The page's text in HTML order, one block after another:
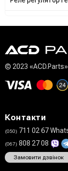
© 2023
Контакти
(050) 711 02 67
(067) 808 27 08
Замовити дзвінок